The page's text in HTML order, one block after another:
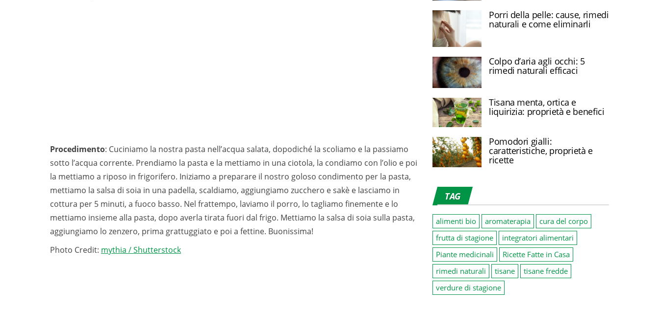
Procedimento: Cuciniamo la nostra pasta nell’acqua salata, dopodiché la scoliamo e la passiamo
sotto l’acqua corrente. Prendiamo la pasta e la mettiamo in una ciotola, la condiamo con l’olio e poi
la mettiamo a riposo in frigorifero. Iniziamo a preparare il nostro goloso condimento per la pasta,
mettiamo la salsa di soia in una padella, scaldiamo, aggiungiamo zucchero e sakè e lasciamo in
cottura per 5 minuti, a fuoco basso. Nel frattempo, laviamo il porro, lo tagliamo finemente e lo
mettiamo insieme alla pasta, dopo averla tirata fuori dal frigo. Mettiamo la salsa di soia sulla pasta,
aggiungiamo lo zenzero, prima grattuggiato e poi a fettine. Buonissima!
Photo Credit: mythia / Shutterstock
Porri della pelle: cause, rimedi
naturali e come eliminarli
Colpo d’aria agli occhi: 5
rimedi naturali efficaci
Tisana menta, ortica e
liquirizia: proprietà e benefici
Pomodori gialli:
caratteristiche, proprietà e
ricette
TAG
alimenti bio aromaterapia
cura del corpo
frutta di stagione
integratori alimentari
Piante medicinali
Ricette Fatte in Casa
rimedi naturali
tisane
tisane fredde
verdure di stagione